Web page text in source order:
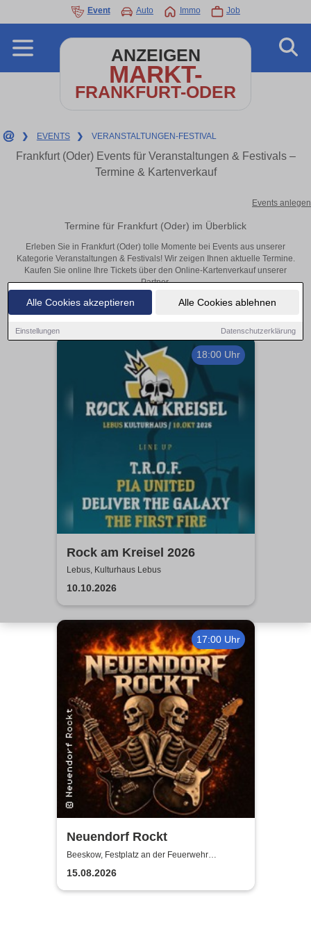
Alle Cookies akzeptieren Alle Cookies ablehnen
Einstellungen Datenschutzerklärung
Event Auto Immo Job
ANZEIGEN
MARKT-
FRANKFURT-ODER
❯ EVENTS ❯ VERANSTALTUNGEN-FESTIVAL
Frankfurt (Oder) Events für Veranstaltungen & Festivals –
Termine & Kartenverkauf
Events anlegen
Termine für Frankfurt (Oder) im Überblick
Erleben Sie in Frankfurt (Oder) tolle Momente bei Events aus unserer
Kategorie Veranstaltungen & Festivals! Wir zeigen Ihnen aktuelle Termine.
Kaufen Sie online Ihre Tickets über den Online-Kartenverkauf unserer
Partner.
18:00 Uhr
Rock am Kreisel 2026
Lebus, Kulturhaus Lebus
10.10.2026
17:00 Uhr
Neuendorf Rockt
Beeskow, Festplatz an der Feuerwehr
Neuendorf
15.08.2026